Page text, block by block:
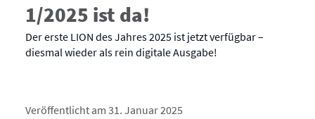
1/2025 ist da!
Der erste LION des Jahres 2025 ist jetzt verfügbar –
diesmal wieder als rein digitale Ausgabe!
Veröffentlicht am 31. Januar 2025